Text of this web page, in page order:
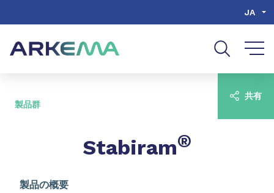
JA
製品群
Stabiram®
製品の概要
共有